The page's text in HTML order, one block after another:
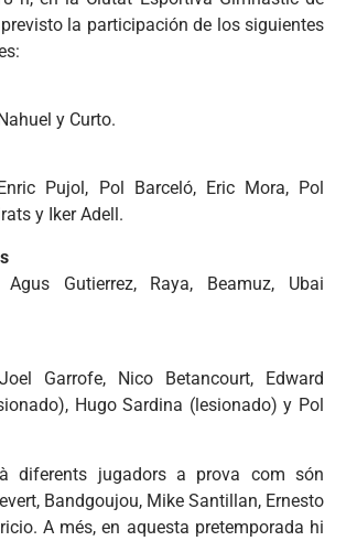
la participación de los siguientes
y Curto.
Pujol, Pol Barceló, Eric Mora, Pol
y Iker Adell.
Gutierrez, Raya, Beamuz, Ubai
Garrofe, Nico Betancourt, Edward
Hugo Sardina (lesionado) y Pol
diferents jugadors a prova com són
Bandgoujou, Mike Santillan, Ernesto
A més, en aquesta pretemporada hi